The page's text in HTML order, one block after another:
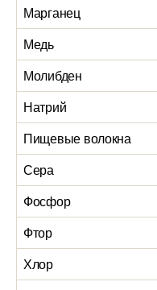
Марганец
Медь
Молибден
Натрий
Пищевые волокна
Сера
Фосфор
Фтор
Хлор